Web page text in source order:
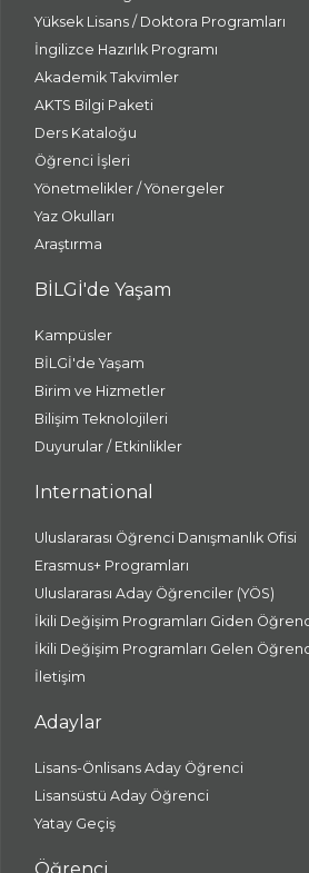
Yüksek Lisans / Doktora Programları
İngilizce Hazırlık Programı
Akademik Takvimler
AKTS Bilgi Paketi
Ders Kataloğu
Öğrenci İşleri
Yönetmelikler / Yönergeler
Yaz Okulları
Araştırma
BİLGİ'de Yaşam
Kampüsler
BİLGİ'de Yaşam
Birim ve Hizmetler
Bilişim Teknolojileri
Duyurular / Etkinlikler
International
Uluslararası Öğrenci Danışmanlık Ofisi
Erasmus+ Programları
Uluslararası Aday Öğrenciler (YÖS)
İkili Değişim Programları Giden
İkili Değişim Programları Gelen
İletişim
Adaylar
Lisans-Önlisans Aday Öğrenci
Lisansüstü Aday Öğrenci
Yatay Geçiş